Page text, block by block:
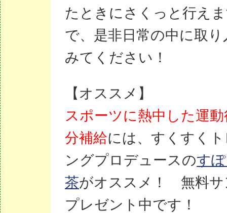
たときにさくっと行え
で、是非日常の中に取
みてください！
【オススメ】
スポーツに熱中した運
分補給には、すくすく
ングプロデュースのす
茶がオススメ！ 無料サ
プレゼント中です！